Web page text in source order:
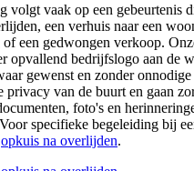
volgt vaak op een gebeurtenis
een verhuis naar een
of een gedwongen verkoop.
opvallend bedrijfslogo aan de
gewenst en zonder
privacy van de buurt en gaan
foto's en
specifieke begeleiding bij
opkuis na overlijden.